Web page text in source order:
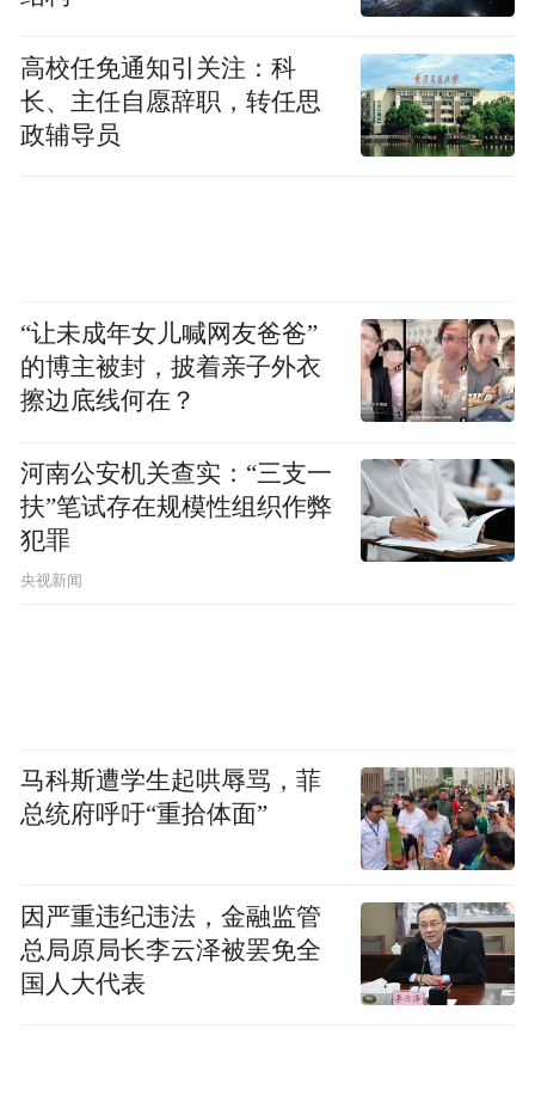
高校任免通知引关注：科
长、主任自愿辞职，转任思
政辅导员
“让未成年女儿喊网友爸爸”
的博主被封，披着亲子外衣
擦边底线何在？
河南公安机关查实：“三支一
扶”笔试存在规模性组织作弊
犯罪
央视新闻
马科斯遭学生起哄辱骂，菲
总统府呼吁“重拾体面”
因严重违纪违法，金融监管
总局原局长李云泽被罢免全
国人大代表